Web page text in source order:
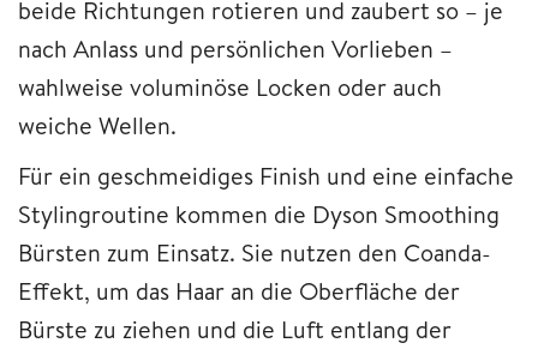
beide Richtungen rotieren und zaubert so – je
nach Anlass und persönlichen Vorlieben –
wahlweise voluminöse Locken oder auch
weiche Wellen.
Für ein geschmeidiges Finish und eine einfache
Stylingroutine kommen die Dyson Smoothing
Bürsten zum Einsatz. Sie nutzen den Coanda-
Effekt, um das Haar an die Oberfläche der
Bürste zu ziehen und die Luft entlang der